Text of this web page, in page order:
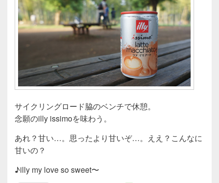
サイクリングロード脇のベンチで休憩。
念願のilly issimoを味わう。
あれ？甘い…。思ったより甘いぞ…。ええ？こんなに
甘いの？
♪illy my love so sweet〜